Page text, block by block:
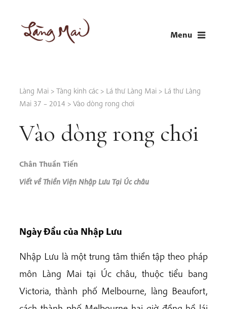
content
Menu
Làng Mai > Tàng kinh các > Lá thư Làng Mai > Lá thư Làng
Mai 37 – 2014 > Vào dòng rong chơi
Vào dòng rong chơi
Chân Thuần Tiến
Viết về Thiền Viện Nhập Lưu Tại Úc châu
Ngày Đầu của Nhập Lưu
Nhập Lưu là một trung tâm thiền tập theo pháp
môn Làng Mai tại Úc châu, thuộc tiểu bang
Victoria, thành phố Melbourne, làng Beaufort,